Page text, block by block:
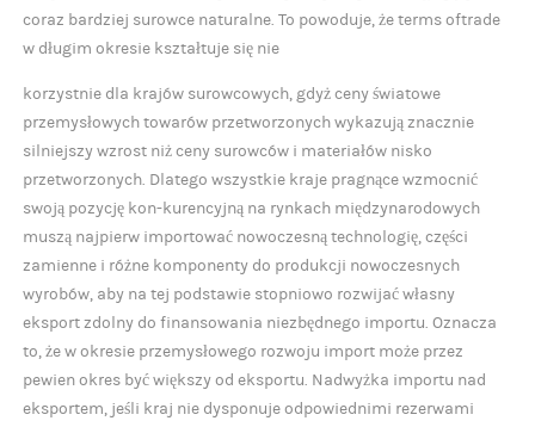
coraz bardziej surowce naturalne. To powoduje, że terms oftrade
w długim okresie kształtuje się nie
korzystnie dla krajów surowcowych, gdyż ceny światowe
przemysłowych towarów przetworzonych wykazują znacznie
silniejszy wzrost niż ceny surowców i materiałów nisko
przetworzonych. Dlatego wszystkie kraje pragnące wzmocnić
swoją pozycję kon-kurencyjną na rynkach międzynarodowych
muszą najpierw importować nowoczesną technologię, części
zamienne i różne komponenty do produkcji nowoczesnych
wyrobów, aby na tej podstawie stopniowo rozwijać własny
eksport zdolny do finansowania niezbędnego importu. Oznacza
to, że w okresie przemysłowego rozwoju import może przez
pewien okres być większy od eksportu. Nadwyżka importu nad
eksportem, jeśli kraj nie dysponuje odpowiednimi rezerwami